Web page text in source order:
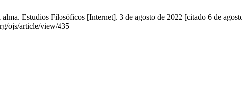
Estudios Filosóficos [Internet]. 3 de agosto de 2022 [citado 6 de
ojs/article/view/435